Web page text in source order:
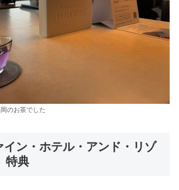
のお茶でした
イン・ホテル・アンド・リゾ
特典